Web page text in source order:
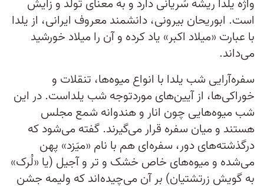
واژه یلدا ریشه سُریانی دارد و به معنای تولد و زایش
است. ابوریحان بیرونی، دانشمند معروف ایرانی، از یلدا
با عبارت «میلاد اکبر» یاد کرده و آن را میلاد خورشید
می‌داند.
سفره‌آرایی شب یلدا با انواع میوه‌ها، تنقلات و
خوراکی‌ها، از آیین‌های موردتوجه شب یلداست. در این
شب میوه‌هایی چون انار و هندوانه شمع مجلس
هستند و میان سفره قرار می‌گیرند. گفته می‌شود که
درگذشته‌های دور، سفره‌ای هم با نام «میَزد» پهن
می‌شده و میوه‌های خاص خشک و تر و آجیل (یا «لُرک»
به گویش زرتشتیان) بر آن می‌چیده‌اند که ولیمه جشن